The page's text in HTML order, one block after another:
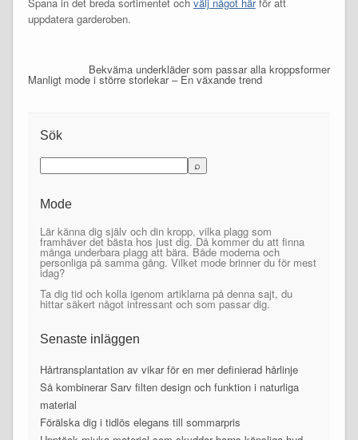
uppdatera garderoben.
Bekväma underkläder som passar alla kroppsformer
Manligt mode i större storlekar – En växande trend
Sök
Mode
Lär känna dig själv och din kropp, vilka plagg som
framhäver det bästa hos just dig. Då kommer du att finna
många underbara plagg att bära. Både moderna och
personliga på samma gång. Vilket mode brinner du för mest
idag?
Ta dig tid och kolla igenom artiklarna på denna sajt, du
hittar säkert något intressant och som passar dig.
Senaste inläggen
Hårtransplantation av vikar för en mer definierad hårlinje
Så kombinerar Sarv filten design och funktion i naturliga
material
Förälska dig i tidlös elegans till sommarpris